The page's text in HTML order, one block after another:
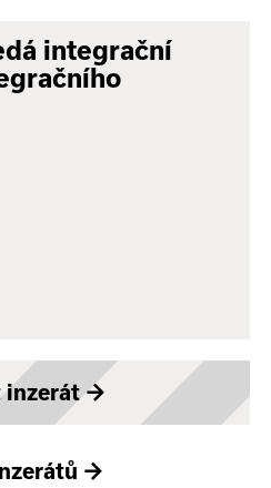
integrační
inzerát→
→